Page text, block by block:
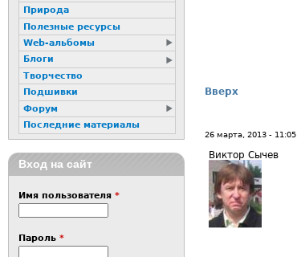
Вверх
26 марта, 2013 - 11:05
Виктор Сычев
Природа
Полезные ресурсы
Web-альбомы
Блоги
Творчество
Подшивки
Форум
Последние материалы
Вход на сайт
Имя пользователя *
Пароль *